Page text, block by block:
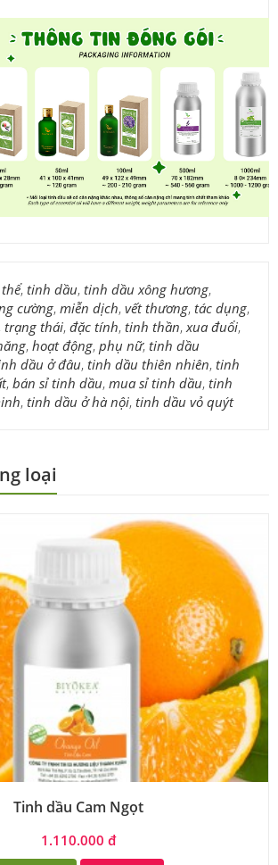
, tinh dầu, tinh dầu xông hương,
cường, miễn dịch, vết thương, tác dụng,
, trạng thái, đặc tính, tinh thần,xua đuổi,
, hoạt động, phụ nữ, tinh dầu
dầu ở đâu, tinh dầu thiên nhiên, tinh
, bán sỉ tinh dầu, mua sỉ tinh dầu, tinh
, tinh dầu ở hà nội, tinh dầu vỏ quýt
loại
Tinh dầu Cam Ngọt
1.110.000 đ